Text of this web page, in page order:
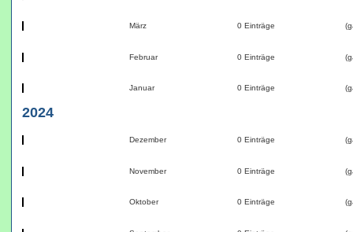
März 0 Einträge
Februar 0 Einträge
Januar 0 Einträge
2024
Dezember 0 Einträge
November 0 Einträge
Oktober 0 Einträge